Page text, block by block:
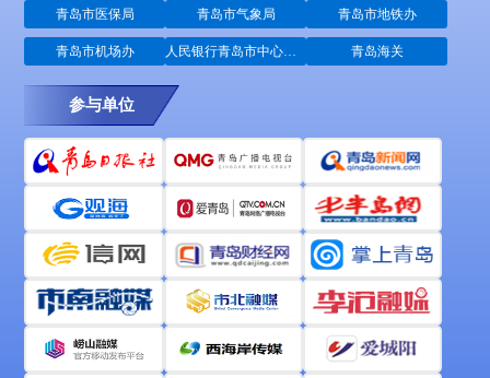
青岛市医保局 青岛市气象局 青岛市地铁办
青岛市机场办 青岛海关
参与单位